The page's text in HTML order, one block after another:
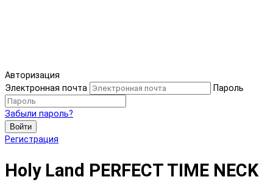
Авторизация
Электронная почта
Пароль
Забыли пароль?
Войти
Регистрация
Holy Land PERFECT TIME NECK